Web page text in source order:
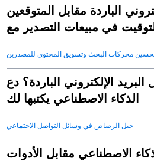
الباردة مقابل المتوقعين
في مبيعات التصدير مع
محركات البحث وتسويق المحتوى للمصدرين
الإلكتروني الباردة؟ دع
الذكاء الاصطناعي يكتبها لك
جيل الرصاص في وسائل التواصل الاجتماعي
الاصطناعي مقابل الأدوات